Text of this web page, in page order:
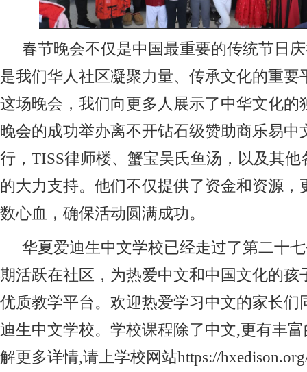
春节晚会不仅是中国最重要的传统节日
是我们华人社区凝聚力量、传承文化的重要
这场晚会，我们向更多人展示了中华文化的
晚会的成功举办离不开钻石级赞助商乐易中
行，TISS律师楼、蟹宝吴氏鱼汤，以及其他
的大力支持。他们不仅提供了资金和资源，
数心血，确保活动圆满成功。
华夏爱迪生中文学校已经走过了第二十
期活跃在社区，为热爱中文和中国文化的孩
优质教学平台。欢迎热爱学习中文的家长们
迪生中文学校。学校课程除了中文,更有丰
解更多详情,请上学校网站https://